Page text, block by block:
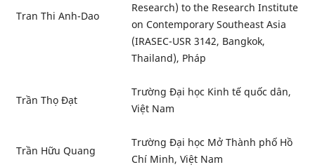
Tran Thi Anh-Dao
Research) to the Research Institute
on Contemporary Southeast Asia
(IRASEC-USR 3142, Bangkok,
Thailand), Pháp
Trần Thọ Đạt
Trường Đại học Kinh tế quốc dân,
Việt Nam
Trần Hữu Quang
Trường Đại học Mở Thành phố Hồ
Chí Minh, Việt Nam